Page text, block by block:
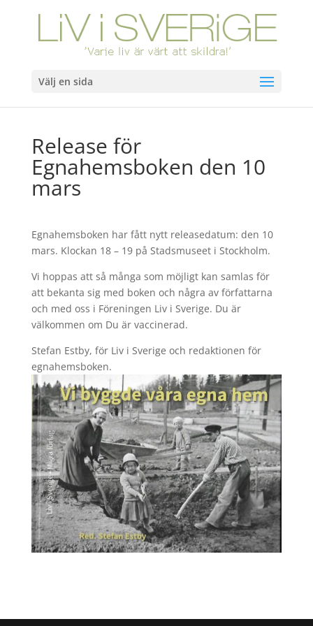
Välj en sida
Release för
Egnahemsboken den 10
mars
Egnahemsboken har fått nytt releasedatum: den 10
mars. Klockan 18 – 19 på Stadsmuseet i Stockholm.
Vi hoppas att så många som möjligt kan samlas för
att bekanta sig med boken och några av författarna
och med oss i Föreningen Liv i Sverige. Du är
välkommen om Du är vaccinerad.
Stefan Estby, för Liv i Sverige och redaktionen för
egnahemsboken.